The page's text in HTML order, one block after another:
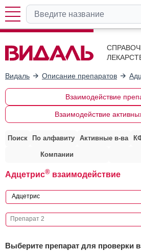
Видаль Описание препаратов
Взаимодействие
Взаимодействие
Поиск По алфавиту Активные в-ва
Компании
Адцетрис® взаимодействие
Выберите препарат для проверки